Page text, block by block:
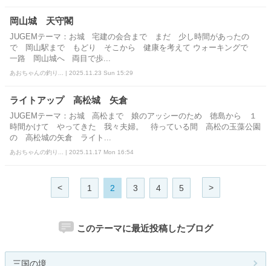
岡山城 天守閣
JUGEMテーマ：お城 宅建の会合まで まだ 少し時間があったの
で 岡山駅まで もどり そこから 健康を考えて ウォーキングで
一路 岡山城へ 両目で歩...
あおちゃんの釣り... | 2025.11.23 Sun 15:29
ライトアップ 高松城 矢倉
JUGEMテーマ：お城 高松まで 娘のアッシーのため 徳島から １
時間かけて やってきた 我々夫婦。 待っている間 高松の玉藻公園
の 高松城の矢倉 ライト...
あおちゃんの釣り... | 2025.11.17 Mon 16:54
< 1 2 3 4 5 >
このテーマに最近投稿したブログ
三国の境